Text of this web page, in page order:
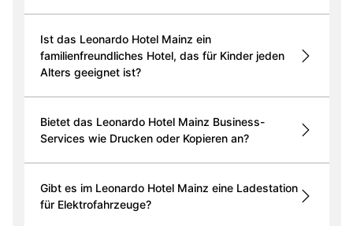
Ist das Leonardo Hotel Mainz ein
familienfreundliches Hotel, das für Kinder jeden
Alters geeignet ist?
Bietet das Leonardo Hotel Mainz Business-
Services wie Drucken oder Kopieren an?
Gibt es im Leonardo Hotel Mainz eine Ladestation
für Elektrofahrzeuge?